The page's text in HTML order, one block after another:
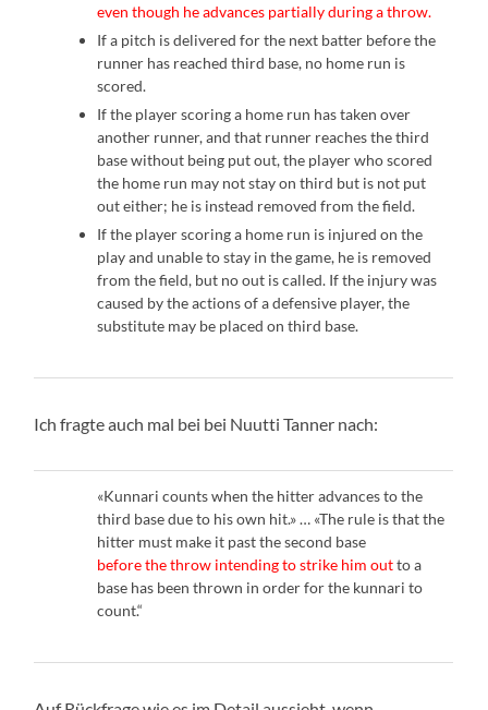
even though he advances partially during a throw.
If a pitch is delivered for the next batter before the
runner has reached third base, no home run is
scored.
If the player scoring a home run has taken over
another runner, and that runner reaches the third
base without being put out, the player who scored
the home run may not stay on third but is not put
out either; he is instead removed from the field.
If the player scoring a home run is injured on the
play and unable to stay in the game, he is removed
from the field, but no out is called. If the injury was
caused by the actions of a defensive player, the
substitute may be placed on third base.
Ich fragte auch mal bei bei Nuutti Tanner nach:
«Kunnari counts when the hitter advances to the
third base due to his own hit.» … «The rule is that the
hitter must make it past the second base
before the throw intending to strike him outto a
base has been thrown in order for the kunnari to
count.“